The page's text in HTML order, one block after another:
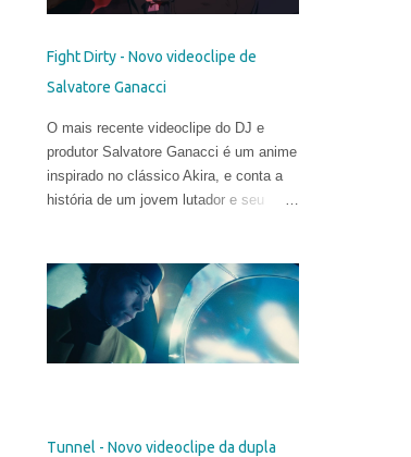
Fight Dirty - Novo videoclipe de
Salvatore Ganacci
O mais recente videoclipe do DJ e
produtor Salvatore Ganacci é um anime
inspirado no clássico Akira, e conta a
história de um jovem lutador e seu
recente contratado da produtora
Business Club Royale, ao lado de Will
Goodfellow & Greg Sharp e produzido
pelas equipes dos estúdios Goono &
Trub Animation.
Tunnel - Novo videoclipe da dupla